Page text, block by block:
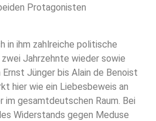
Protagonisten
in ihm zahlreiche politische
Jahrzehnte wieder sowie
Jünger bis Alain de Benoist
hier wie ein Liebesbeweis an
im gesamtdeutschen Raum. Bei
Widerstands gegen Meduse